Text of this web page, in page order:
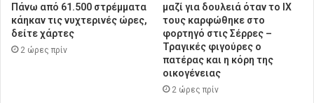
Πάνω από 61.500 στρέμματα
κάηκαν τις νυχτερινές ώρες,
δείτε χάρτες
2 ώρες πρίν
μαζί για δουλειά όταν το ΙΧ
τους καρφώθηκε στο
φορτηγό στις Σέρρες –
Τραγικές φιγούρες ο
πατέρας και η κόρη της
οικογένειας
2 ώρες πρίν